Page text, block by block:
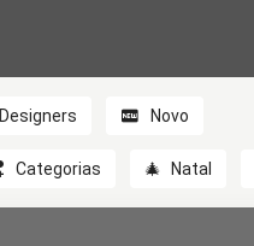
Designers Novo
Categorias 🎄 Natal